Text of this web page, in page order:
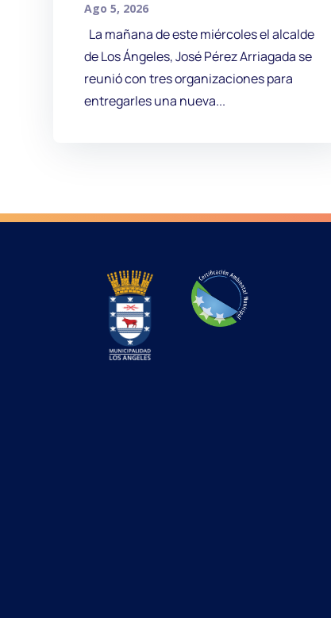
Ago 5, 2026
La mañana de este miércoles el alcalde
de Los Ángeles, José Pérez Arriagada se
reunió con tres organizaciones para
entregarles una nueva...